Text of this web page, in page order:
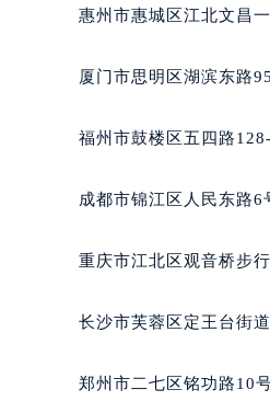
辽宁省
辽宁省
辽宁省
辽宁省
北京市
河北省
内蒙古
惠州市惠城区江北文昌
厦门市思明区湖滨东路
福州市鼓楼区五四路
成都市锦江区人民东路6
重庆市江北区观音桥步
长沙市芙蓉区定王台街
郑州市二七区铭功路10